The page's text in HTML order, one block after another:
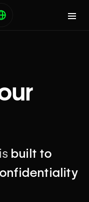
built to